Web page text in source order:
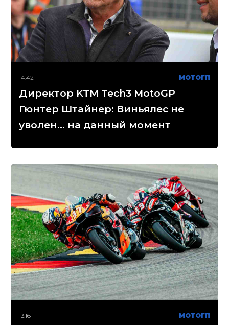
14:42 МОТОГП
Директор KTM Tech3 MotoGP
Гюнтер Штайнер: Виньялес не
уволен... на данный момент
13:16 МОТОГП